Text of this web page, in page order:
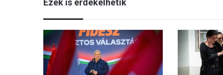
t
t
t
a
Ezek is érdekelhetik